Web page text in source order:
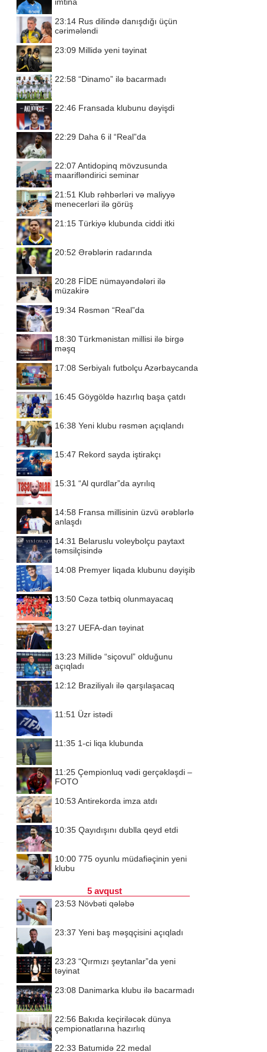
23:14 Rus dilində danışdığı üçün
cərimələndi
23:09 Millidə yeni təyinat
22:58 “Dinamo” ilə bacarmadı
22:46 Fransada klubunu dəyişdi
22:29 Daha 6 il “Real”da
22:07 Antidopinq mövzusunda
maarifləndirici seminar
21:51 Klub rəhbərləri və maliyyə
menecerləri ilə görüş
21:15 Türkiyə klubunda ciddi itki
20:52 Ərəblərin radarında
20:28 FİDE nümayəndələri ilə
müzakirə
19:34 Rəsmən “Real”da
18:30 Türkmənistan millisi ilə birgə
məşq
17:08 Serbiyalı futbolçu Azərbaycanda
16:45 Göygöldə hazırlıq başa çatdı
16:38 Yeni klubu rəsmən açıqlandı
15:47 Rekord sayda iştirakçı
15:31 “Al qurdlar”da ayrılıq
14:58 Fransa millisinin üzvü ərəblərlə
anlaşdı
14:31 Belaruslu voleybolçu paytaxt
təmsilçisində
14:08 Premyer liqada klubunu dəyişib
13:50 Cəza tətbiq olunmayacaq
13:27 UEFA-dan təyinat
13:23 Millidə “siçovul” olduğunu
açıqladı
12:12 Braziliyalı ilə qarşılaşacaq
11:51 Üzr istədi
11:35 1-ci liqa klubunda
11:25 Çempionluq vədi gerçəkləşdi –
FOTO
10:53 Antirekorda imza atdı
10:35 Qayıdışını dublla qeyd etdi
10:00 775 oyunlu müdafiəçinin yeni
klubu
5 avqust
23:53 Növbəti qələbə
23:37 Yeni baş məşqçisini açıqladı
23:23 “Qırmızı şeytanlar”da yeni
təyinat
23:08 Danimarka klubu ilə bacarmadı
22:56 Bakıda keçiriləcək dünya
çempionatlarına hazırlıq
22:33 Batumidə 22 medal